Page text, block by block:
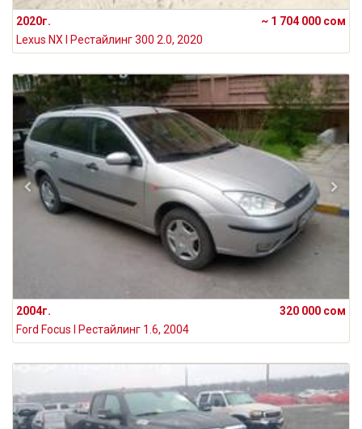
2020г.
~ 1 704 000 сом
Lexus NX I Рестайлинг 300 2.0, 2020
2004г.
320 000 сом
Ford Focus I Рестайлинг 1.6, 2004